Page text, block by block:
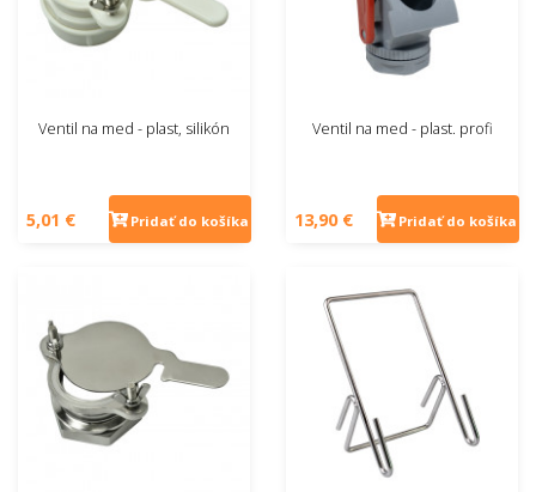
Ventil na med - plast, silikón
5,01 € Pridať do košíka
Ventil na med - plast. profi
13,90 € Pridať do košíka